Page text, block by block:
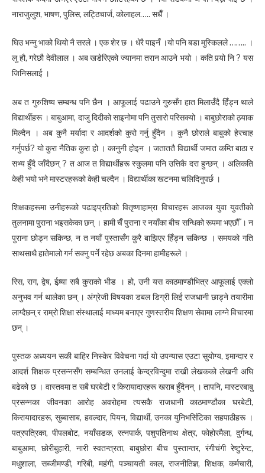
नाराजुलुश, भाषण, पुलिस, लट्ठिचार्ज, कोलाहल….. सधैँ ।
घिउ भन्नु भाको थियो नै सरले । एक शेर छ । धेरै पाइनँ ।यो पनि बडा मुस्किलले …….. ।
लु हौ, गरेछौ देवीलाल । अब खडेरिएको ज्यानमा तरान आउने भयो । कति पर्‍यो नि ? यस
जिनिसलाई ।
अब त गुरुशिष्य सम्बन्ध पनि छैन । आफूलाई पढाउने गुरुसँग हात मिलाउँदै हिँड्न थाले
विद्यार्थीहरू । बाबुआमा, दाजु दिदीको साइनोमा पनि तुसारो परिसक्यो । बाबुछोराको ठ्याक
मिल्दैन । अब कुनै मर्यादा र आदर्शको कुरो गर्नु हुँदैन । कुनै छोराले बाबुको हेरचाह
गर्नुपर्छ? यो कुरा नैतिक कुरा हो । कानुनी होइन । जताततै विद्यार्थी जमात कम्ति बाठा र
सभ्य हुँदै जाँदैछन् ? त आज त विद्यार्थीहरू स्कुलमा पनि उत्तिकै दरा हुन्छन् । अलिकति
केही भयो भने मास्टरहरूको केही चल्दैन । विद्यार्थीका खटनमा चलिदिनुपर्छ ।
शिक्षकहरूमा उनीहरूको पढाइप्रतिको वितृष्णाहाम्रा विचारहरू आजका युवा युवतीको
तुलनामा पुराना भइसकेका छन् । हामी चैँ पुराना र नयाँका बीच सन्धिको रूपमा भएछौँ । न
पुराना छोड्न सकिन्छ, न त नयाँ पुस्तासँग कुरै बाझिएर हिँड्न सकिन्छ । समयको गति
साथसाथै हातेमालो गर्न सक्नु पर्ने रहेछ अबका दिनमा हामीहरूले ।
रिस, राग, द्वेष, ईष्र्या सबै कुराको भीड । हो, उनी यस काठमाण्डौभित्र आफूलाई एक्लो
अनुभव गर्न थालेका छन् । अंग्रेजी विषयका डबल डिग्री लिई राजधानी छाड्ने तयारीमा
लाग्दैछन् र राम्रो शिक्षा संस्थालाई माध्यम बनाएर गुणस्तरीय शिक्षण सेवामा लाग्ने विचारमा
छन् ।
पुस्तक अध्ययन सकी बाहिर निस्केर विवेचना गर्दा यो उपन्यास एउटा सुयोग्य, इमान्दार र
आदर्श शिक्षक प्रसन्नसँग सम्बन्धित उनलाई केन्द्रविन्दुमा राखी लेखकको लेखनी अघि
बढेको छ । वास्तवमा त सबै घरबेटी र किरायादारहरू खराब हुँदैनन् । तापनि, मास्टरबाबु
प्रसन्नका जीवनका आरोह अवरोहमा त्यसकै राजधानी काठमाण्डौका घरबेटी,
किरायादारहरू, सुब्बासाब, हवल्दार, पियन, विद्यार्थी, उनका युनिभर्सिटिका सहपाठीहरू ।
पत्रपत्रिका, पीपलबोट, नयाँसडक, रत्नपार्क, पशुपतिनाथ क्षेत्र, फोहोरमैला, दुर्गन्ध,
बाबुआमा, छोरीबुहारी, नारी स्वतन्त्रता, बाबुछोरा बीच पुस्तान्तर, रंगीचंगी रेष्टुरेन्ट,
मधुशाला, सब्जीमण्डी, गरिबी, महंगी, पञ्चायती काल, राजनीतिज्ञ, शिक्षक, कर्मचारी,